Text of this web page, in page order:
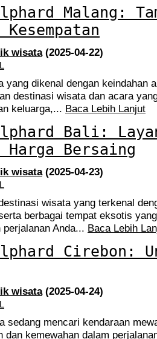
Malang:
wisata(2025-04-22)
yang dikenal dengan keindahan
destinasi wisata dan acara
keluarga,... Baca Lebih Lanjut
Bali:
Harga Bersaing
wisata(2025-04-23)
wisata yang terkenal
berbagai tempat eksotis
Anda... Baca Lebih
Cirebon:
wisata(2025-04-24)
sedang mencari kendaraan
dan kemewahan dalam